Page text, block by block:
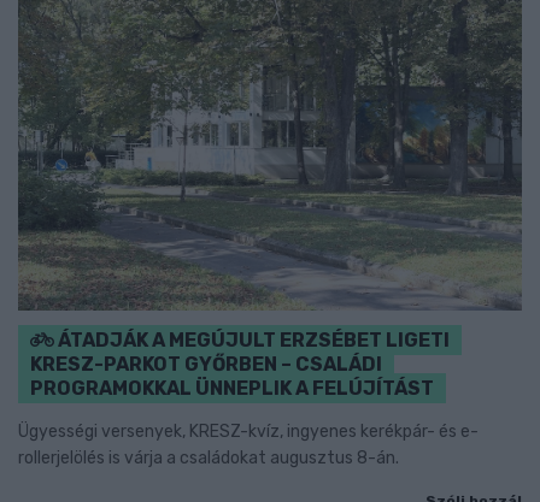
ÁTADJÁK A MEGÚJULT ERZSÉBET LIGETI
KRESZ-PARKOT GYŐRBEN – CSALÁDI
PROGRAMOKKAL ÜNNEPLIK A FELÚJÍTÁST
Ügyességi versenyek, KRESZ-kvíz, ingyenes kerékpár- és e-
rollerjelölés is várja a családokat augusztus 8-án.